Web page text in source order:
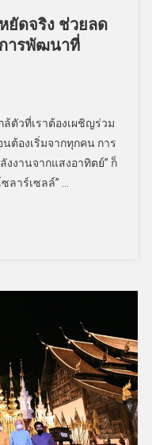
ยัดจริง ช่วยลด
ารพัฒนาที่
ตัวที่เราต้องเผชิญร่วม
ต้องเริ่มจากทุกคน การ
งงานจากแสงอาทิตย์” ก็
ลาร์เซลล์” …